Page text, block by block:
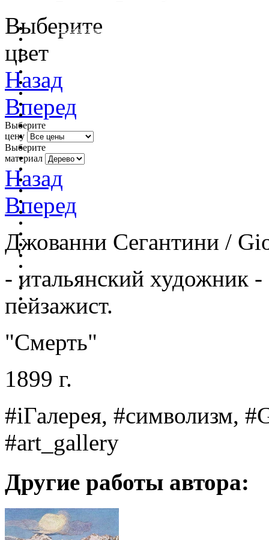
очистить фильтр цвета
Выберите
цвет
Назад
Вперед
Выберите
цену
Выберите
материал
Назад
Вперед
Джованни Сегантини /
- итальянский художник
пейзажист.
"Смерть"
1899 г.
#iГалерея, #символизм,
#art_gallery
Другие работы автора: